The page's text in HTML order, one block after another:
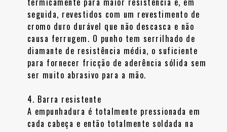
seguida, revestidos com um revestimento de
cromo duro durável que não descasca e não
causa ferrugem. O punho tem serrilhado de
diamante de resistência média, o suficiente
para fornecer fricção de aderência sólida sem
ser muito abrasivo para a mão.
4. Barra resistente
A empunhadura é totalmente pressionada em
cada cabeça e então totalmente soldada na